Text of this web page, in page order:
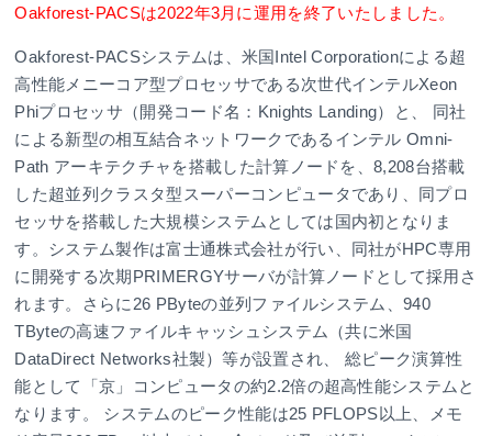
Oakforest-PACSは2022年3月に運用を終了いたしました。
Oakforest-PACSシステムは、米国Intel Corporationによる超
高性能メニーコア型プロセッサである次世代インテルXeon
Phiプロセッサ（開発コード名：Knights Landing）と、 同社
による新型の相互結合ネットワークであるインテル Omni-
Path アーキテクチャを搭載した計算ノードを、8,208台搭載
した超並列クラスタ型スーパーコンピュータであり、同プロ
セッサを搭載した大規模システムとしては国内初となりま
す。システム製作は富士通株式会社が行い、同社がHPC専用
に開発する次期PRIMERGYサーバが計算ノードとして採用さ
れます。さらに26 PByteの並列ファイルシステム、940
TByteの高速ファイルキャッシュシステム（共に米国
DataDirect Networks社製）等が設置され、 総ピーク演算性
能として「京」コンピュータの約2.2倍の超高性能システムと
なります。 システムのピーク性能は25 PFLOPS以上、メモ